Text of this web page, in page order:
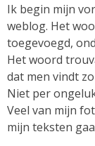
Ik begin mijn
weblog. Het
toegevoegd,
Het woord
dat men vindt
Niet per
Veel van mijn
mijn teksten